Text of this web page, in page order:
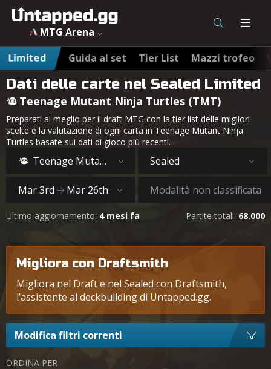
MTG Arena
Limited
Guida al set Tier List Mazzi trofeo
Dati delle carte nel Sealed Limited
Teenage Mutant Ninja Turtles (TMT)
Preparati al meglio per il draft MTG con la tier list delle migliori
scelte e la valutazione di ogni carta in Teenage Mutant Ninja
Turtles basate sui dati di gioco più recenti.
Teenage Mutant Ninja Turtles Sealed
Mar 3rd Mar 26th Modalità non classificata
Ultimo aggiornamento: 4 mesi fa Partite totali: 68.000
Migliora con Draftsmith
Migliora nel Draft e nel Sealed con Draftsmith,
l’assistente al deckbuilding di Untapped.gg.
Modifica filtri correnti
ORDINA PER